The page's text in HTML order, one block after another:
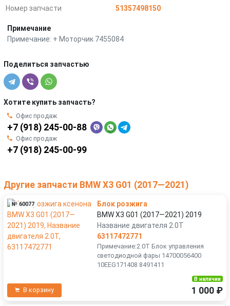
Номер запчасти
51357498150
Примечание
Примечание: + Моторчик 7455084
Поделиться запчастью
Хотите купить запчасть?
Офис продаж
+7 (918) 245-00-88
Офис продаж
+7 (918) 245-00-99
Другие запчасти BMW X3 G01 (2017—2021)
№ 60077
Блок розжига
BMW X3 G01 (2017—2021) 2019
Название двигателя 2.0T
63117472771
Примечание:2.0T Блок управления
светодиодной фары 14700056400
10EEG171408 8491411
В корзину
В наличии
1 000 ₽